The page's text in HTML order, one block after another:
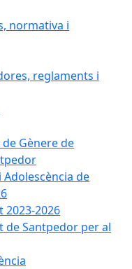
normativa i
reglaments i
Gènere de
de
2023-2026
de Santpedor per al